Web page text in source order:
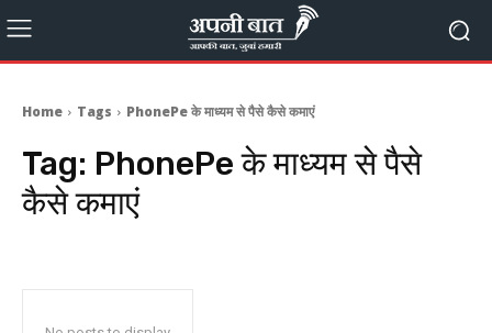
Home Tags PhonePe के माध्यम से पैसे कैसे कमाएं
Tag: PhonePe के माध्यम से पैसे
कैसे कमाएं